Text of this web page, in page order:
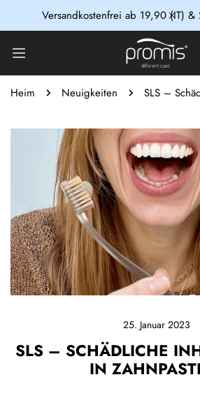
SPRINGEN
Versandkostenfrei ab 19,90 (IT)
NAH
Heim Neuigkeiten
25. Januar 2023
SLS – SCHÄDLICHE
IN